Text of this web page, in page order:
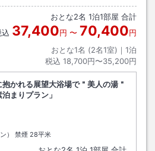
おとな2名 1泊1部屋 合計
37,400円 〜 70,400円
おとな1名 (2名1室)｜ 1泊
税込 18,700円〜35,200円
抱かれる展望大浴場で＂美人の湯＂
まりプラン」
） 禁煙 28平米